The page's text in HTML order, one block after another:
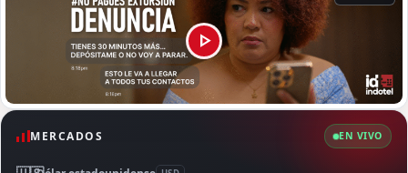
MERCADOS EN VIVO